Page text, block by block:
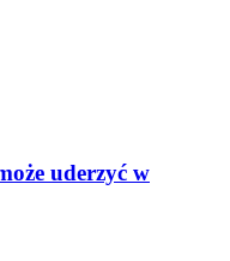
uderzyć w